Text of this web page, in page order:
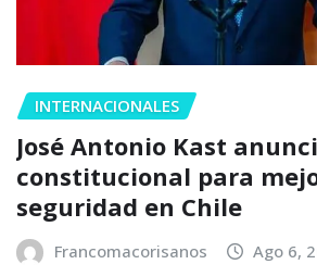
INTERNACIONALES
José Antonio Kast
constitucional para
seguridad en Chile
Francomacorisanos Ago 6,